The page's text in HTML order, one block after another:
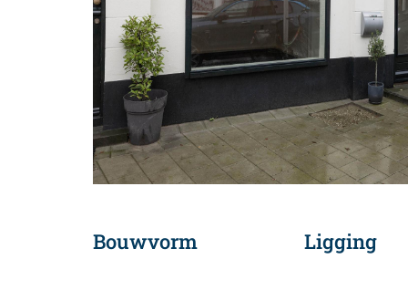
Bouwvorm Ligging